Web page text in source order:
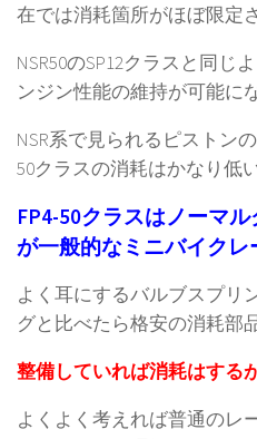
在では消耗箇所がほぼ限定
NSR50のSP12クラスと同じ
ンジン性能の維持が可能に
NSR系で見られるピストン
50クラスの消耗はかなり低
FP4-50クラスはノーマ
が一般的なミニバイク
よく耳にするバルブスプリ
グと比べたら格安の消耗部
整備していれば消耗はする
よくよく考えれば普通のレ